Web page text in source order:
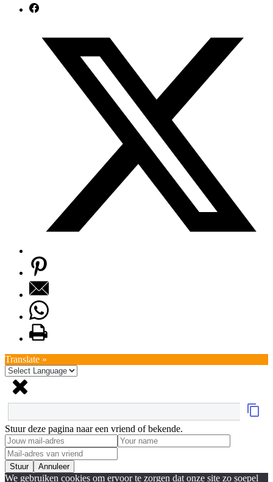
Translate »
Stuur deze pagina naar een vriend of bekende.
Stuur Annuleer
We gebruiken cookies om ervoor te zorgen dat onze site zo soepel